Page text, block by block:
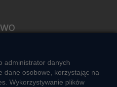
administrator danych
dane osobowe, korzystając na
Wykorzystywanie plików